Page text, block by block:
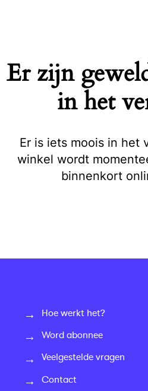
Er zijn
in het
Er is iets moois in het
winkel wordt
binnenkort
Hoe werkt het?
Word abonnee
Veelgestelde vragen
Contact